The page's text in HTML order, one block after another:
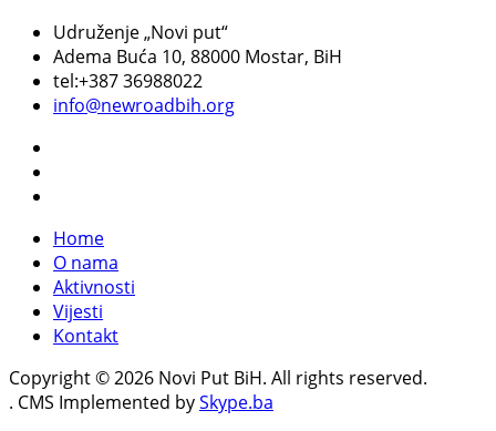
Udruženje „Novi put“
Adema Buća 10, 88000 Mostar, BiH
tel:+387 36988022
info@newroadbih.org
Home
O nama
Aktivnosti
Vijesti
Kontakt
Copyright © 2026 Novi Put BiH. All rights reserved.
. CMS Implemented bySkype.ba